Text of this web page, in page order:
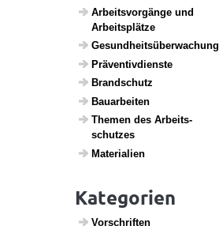
Arbeits­vor­gänge und
Arbeits­plätze
Gesund­heits­über­wa­chung
Präven­tiv­dienste
Brand­schutz
Baua­r­beiten
Themen des Arbeits­
schutzes
Mate­ri­a­lien
Kategorien
Vorschriften